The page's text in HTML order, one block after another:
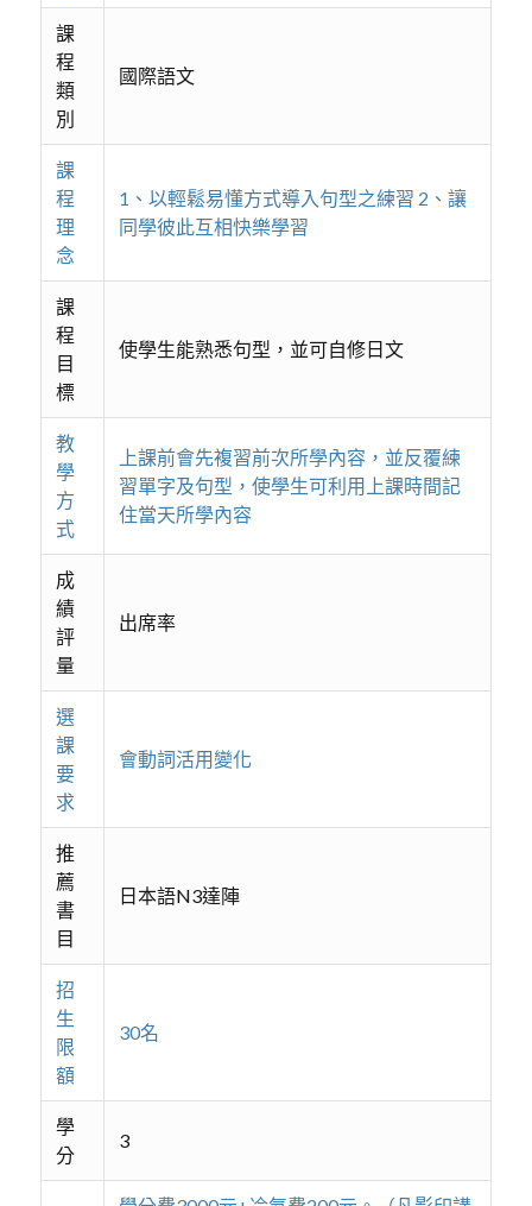
課
程
類
別
國際語文
課
程
理
念
1、以輕鬆易懂方式導入句型之練習 2、讓
同學彼此互相快樂學習
課
程
目
標
使學生能熟悉句型，並可自修日文
教
學
方
式
上課前會先複習前次所學內容，並反覆練
習單字及句型，使學生可利用上課時間記
住當天所學內容
成
績
評
量
出席率
選
課
要
求
會動詞活用變化
推
薦
書
目
日本語N3達陣
招
生
限
額
30名
學
分
3